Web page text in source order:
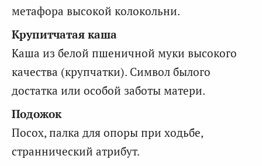
метафора высокой колокольни.
Крупитчатая каша
Каша из белой пшеничной муки высокого
качества (крупчатки). Символ былого
достатка или особой заботы матери.
Подожок
Посох, палка для опоры при ходьбе,
страннический атрибут.